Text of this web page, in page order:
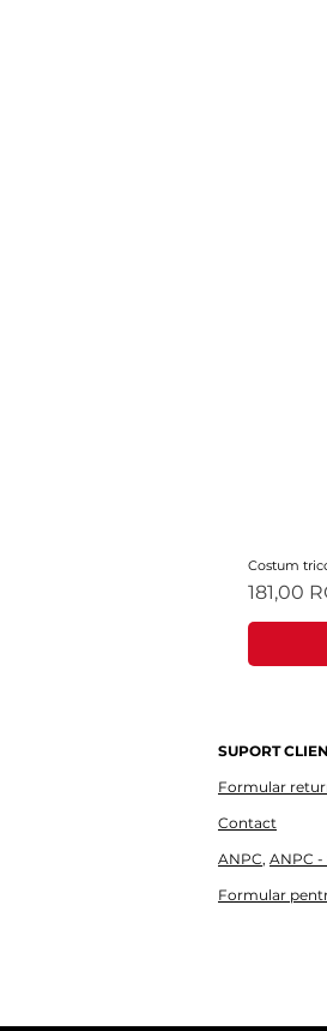
Costum
Preț
181,00
SUPORT
Formular
Contact
ANPC, ANPC -
Formular